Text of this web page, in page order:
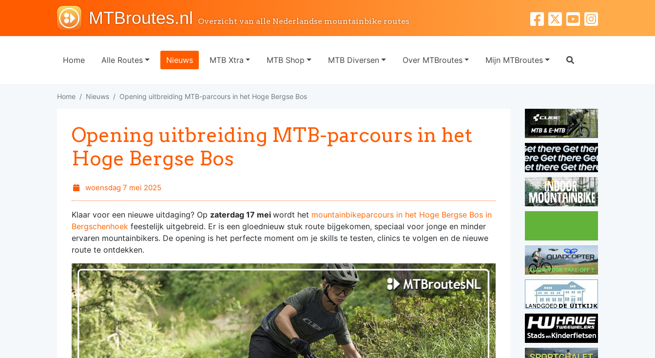
MTBroutes.nl Overzicht van alle Nederlandse mountainbike routes
Home Alle Routes Nieuws MTB Xtra MTB Shop MTB Diversen Over MTBroutes Mijn MTBroutes
Home Nieuws Opening uitbreiding MTB-parcours in het Hoge Bergse Bos
Opening uitbreiding MTB-parcours in het
Hoge Bergse Bos
woensdag 7 mei 2025
Klaar voor een nieuwe uitdaging? Op zaterdag 17 mei wordt het mountainbikeparcours in het Hoge Bergse Bos in
Bergschenhoek feestelijk uitgebreid. Er is een gloednieuw stuk route bijgekomen, speciaal voor jonge en minder
ervaren mountainbikers. De opening is het perfecte moment om je skills te testen, clinics te volgen en de nieuwe
route te ontdekken.